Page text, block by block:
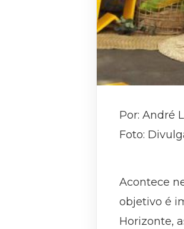
Por: André
Foto:
Acontece
objetivo é
Horizonte,